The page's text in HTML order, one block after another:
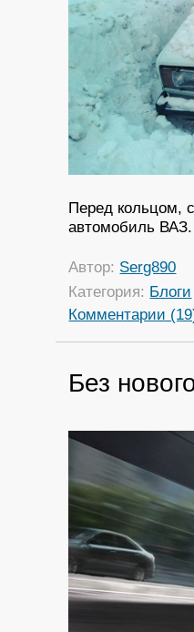
Перед кольцом,
автомобиль
Автор: Serg890
Категория: Блоги
Комментарии
Без